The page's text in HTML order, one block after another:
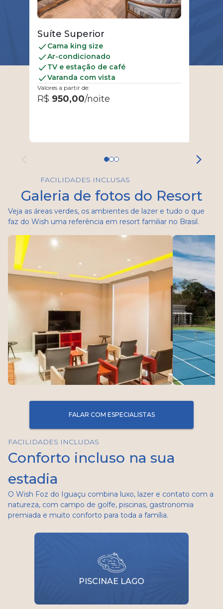
Suíte Superior
Cama king size
Ar-condicionado
TV e estação de café
Varanda com vista
Valores a partir de:
R$ 950,00/noite
FACILIDADES INCLUSAS
Galeria de fotos do Resort
Veja as áreas verdes, os ambientes de lazer e tudo o que
faz do Wish uma referência em resort familiar no Brasil.
FALAR COM ESPECIALISTAS
FACILIDADES INCLUDAS
Conforto incluso na sua
estadia
O Wish Foz do Iguaçu combina luxo, lazer e contato com a
natureza, com campo de golfe, piscinas, gastronomia
premiada e muito conforto para toda a família.
PISCINAE LAGO